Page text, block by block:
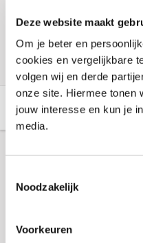
Deze website maakt
Om je beter en
cookies en vergelijkbare
volgen wij en derde
onze site. Hiermee tonen
jouw interesse en kun je
media.
Noodzakelijk
Voorkeuren
Aanvullende informatie